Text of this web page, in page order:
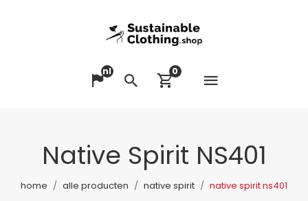
Taal veranderen
nl
ZoekenWinkelwagen
0
Native Spirit NS401
home alle producten native spirit native spirit ns401